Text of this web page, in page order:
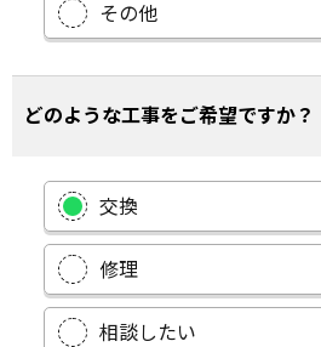
その他
どのような工事をご希望ですか？
交換
修理
相談したい